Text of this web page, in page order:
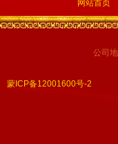
网站首页
公司
蒙ICP备12001600号-2